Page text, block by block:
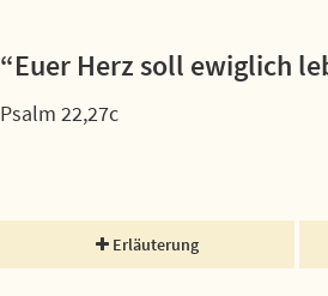
“Euer Herz soll ewiglich
Psalm 22,27c
Erläuterung